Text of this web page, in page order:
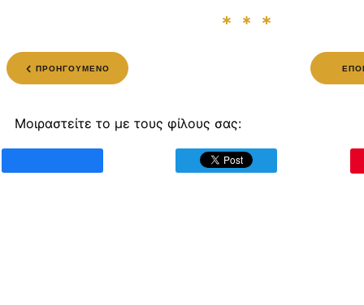
ΠΡΟΗΓΟΥΜΕΝΟ
Μοιραστείτε το με τους φίλους σας: